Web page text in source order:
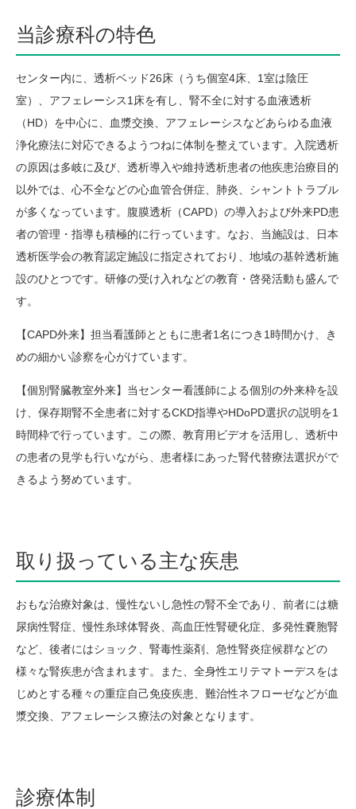
当診療科の特色
センター内に、透析ベッド26床（うち個室4床、1室は陰圧
室）、アフェレーシス1床を有し、腎不全に対する血液透析
（HD）を中心に、血漿交換、アフェレーシスなどあらゆる血液
浄化療法に対応できるようつねに体制を整えています。入院透析
の原因は多岐に及び、透析導入や維持透析患者の他疾患治療目的
以外では、心不全などの心血管合併症、肺炎、シャントトラブル
が多くなっています。腹膜透析（CAPD）の導入および外来PD患
者の管理・指導も積極的に行っています。なお、当施設は、日本
透析医学会の教育認定施設に指定されており、地域の基幹透析施
設のひとつです。研修の受け入れなどの教育・啓発活動も盛んで
す。
【CAPD外来】担当看護師とともに患者1名につき1時間かけ、き
めの細かい診察を心がけています。
【個別腎臓教室外来】当センター看護師による個別の外来枠を設
け、保存期腎不全患者に対するCKD指導やHDoPD選択の説明を1
時間枠で行っています。この際、教育用ビデオを活用し、透析中
の患者の見学も行いながら、患者様にあった腎代替療法選択がで
きるよう努めています。
取り扱っている主な疾患
おもな治療対象は、慢性ないし急性の腎不全であり、前者には糖
尿病性腎症、慢性糸球体腎炎、高血圧性腎硬化症、多発性嚢胞腎
など、後者にはショック、腎毒性薬剤、急性腎炎症候群などの
様々な腎疾患が含まれます。また、全身性エリテマトーデスをは
じめとする種々の重症自己免疫疾患、難治性ネフローゼなどが血
漿交換、アフェレーシス療法の対象となります。
診療体制